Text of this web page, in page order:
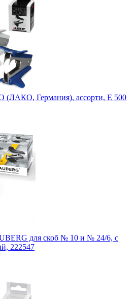
(ЛАКО, Германия), ассорти, E 500
для скоб № 10 и № 24/6, с
222547